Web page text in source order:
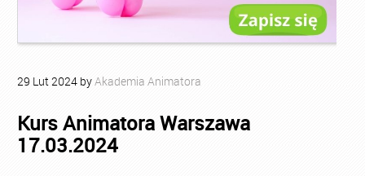
29 Lut2024 byAkademia Animatora
Kurs Animatora Warszawa
17.03.2024